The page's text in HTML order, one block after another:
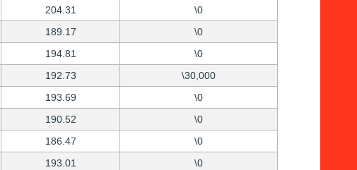
204.31
\0
189.17
\0
194.81
\0
192.73
\30,000
193.69
\0
190.52
\0
186.47
\0
193.01
\0